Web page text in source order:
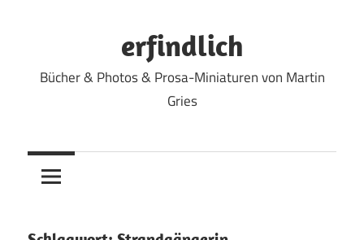
erfindlich
Bücher & Photos & Prosa-Miniaturen von Martin
Gries